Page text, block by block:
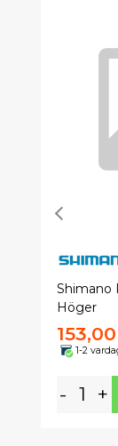
Shimano
Höger
1-2
- +